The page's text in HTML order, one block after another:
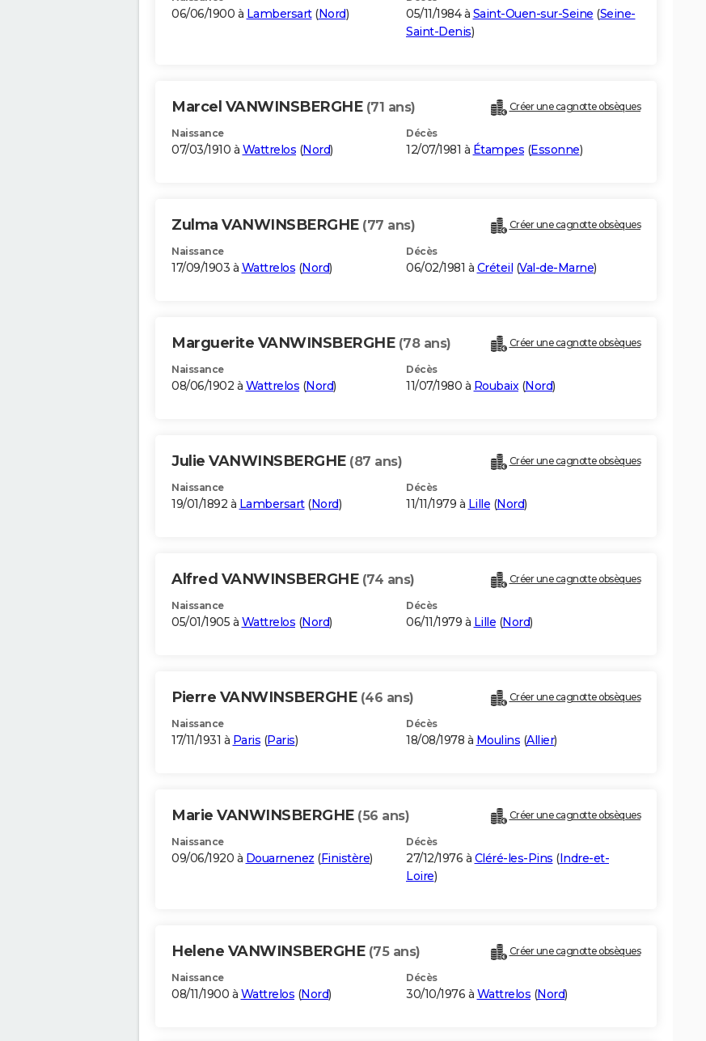
06/06/1900 à Lambersart(Nord) 05/11/1984 à Saint-Ouen-sur-Seine (Seine-
Saint-Denis)
Marcel VANWINSBERGHE (71 ans) Créer une cagnotte obsèques
Naissance
07/03/1910 à Wattrelos (Nord)
Décès
12/07/1981 à Étampes (Essonne)
Zulma VANWINSBERGHE (77 ans) Créer une cagnotte obsèques
Naissance
17/09/1903 à Wattrelos (Nord)
Décès
06/02/1981 à Créteil (Val-de-Marne)
Marguerite VANWINSBERGHE (78 ans) Créer une cagnotte obsèques
Naissance
08/06/1902 à Wattrelos (Nord)
Décès
11/07/1980 à Roubaix(Nord)
Julie VANWINSBERGHE (87 ans) Créer une cagnotte obsèques
Naissance
19/01/1892 à Lambersart(Nord)
Décès
11/11/1979 à Lille (Nord)
Alfred VANWINSBERGHE (74 ans) Créer une cagnotte obsèques
Naissance
05/01/1905 à Wattrelos (Nord)
Décès
06/11/1979 à Lille (Nord)
Pierre VANWINSBERGHE (46 ans) Créer une cagnotte obsèques
Naissance
17/11/1931 à Paris (Paris)
Décès
18/08/1978 à Moulins (Allier)
Marie VANWINSBERGHE (56 ans) Créer une cagnotte obsèques
Naissance
09/06/1920 à Douarnenez (Finistère)
Décès
27/12/1976 à Cléré-les-Pins (Indre-et-
Loire)
Helene VANWINSBERGHE (75 ans) Créer une cagnotte obsèques
Naissance
08/11/1900 à Wattrelos (Nord)
Décès
30/10/1976 à Wattrelos (Nord)